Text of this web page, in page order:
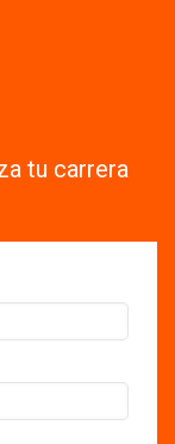
tu carrera